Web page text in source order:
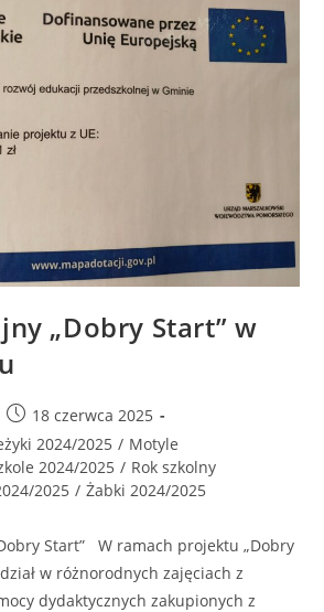
„Dobry Start” w
18 czerwca 2025
2024/2025 / Motyle
2024/2025 / Rok szkolny
2025 / Żabki 2024/2025
Start” W ramach projektu „Dobry
w różnorodnych zajęciach z
dydaktycznych zakupionych z